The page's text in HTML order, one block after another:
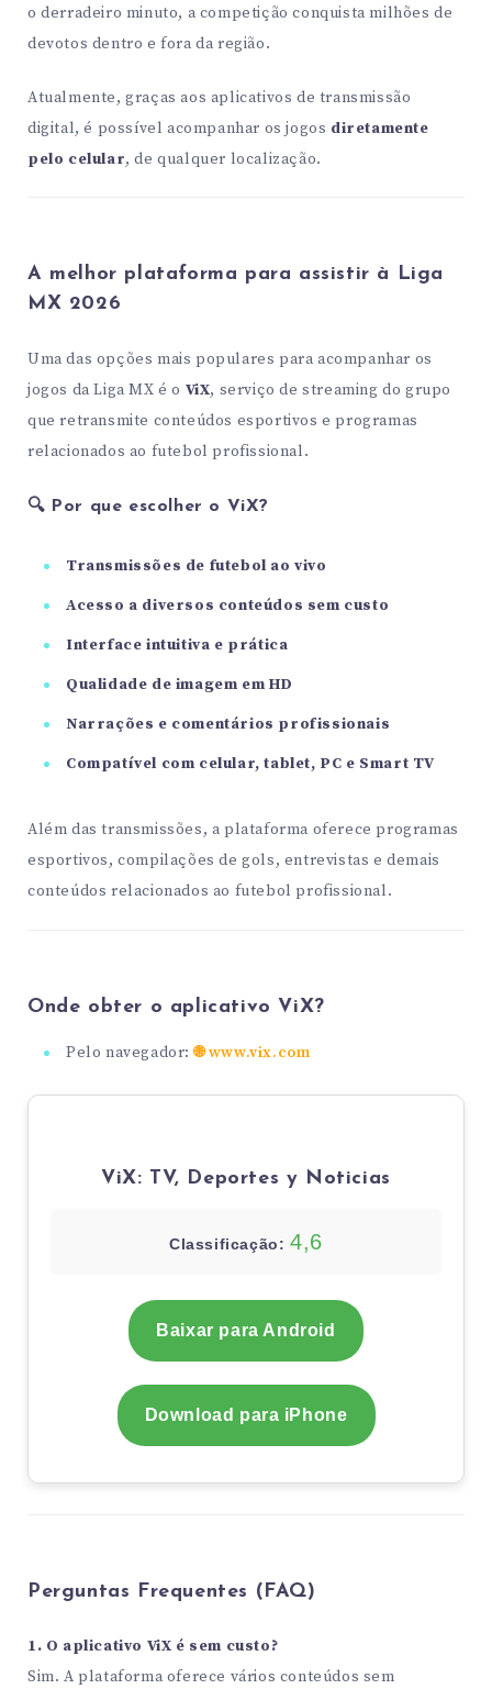
o derradeiro minuto, a competição conquista milhões de
devotos dentro e fora da região.
Atualmente, graças aos aplicativos de transmissão
digital, é possível acompanhar os jogos diretamente
pelo celular, de qualquer localização.
A melhor plataforma para assistir à Liga
MX 2026
Uma das opções mais populares para acompanhar os
jogos da Liga MX é o ViX, serviço de streaming do grupo
que retransmite conteúdos esportivos e programas
relacionados ao futebol profissional.
🔍 Por que escolher o ViX?
Transmissões de futebol ao vivo
Acesso a diversos conteúdos sem custo
Interface intuitiva e prática
Qualidade de imagem em HD
Narrações e comentários profissionais
Compatível com celular, tablet, PC e Smart TV
Além das transmissões, a plataforma oferece programas
esportivos, compilações de gols, entrevistas e demais
conteúdos relacionados ao futebol profissional.
Onde obter o aplicativo ViX?
Pelo navegador:🌐 www.vix.com
ViX: TV, Deportes y Noticias
Classificação: 4,6
Baixar para Android
Download para iPhone
Perguntas Frequentes (FAQ)
1. O aplicativo ViX é sem custo?
Sim. A plataforma oferece vários conteúdos sem